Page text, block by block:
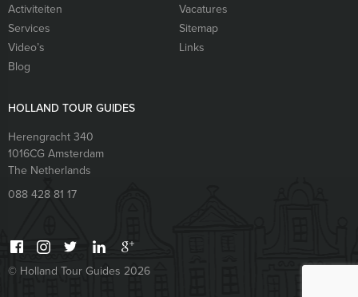
Activiteiten
Vacatures
Services
Sitemap
Video’s
Links
Blog
HOLLAND TOUR GUIDES
Herengracht 340
1016CG Amsterdam
The Netherlands
088 428 81 17
© Holland Tour Guides 2026